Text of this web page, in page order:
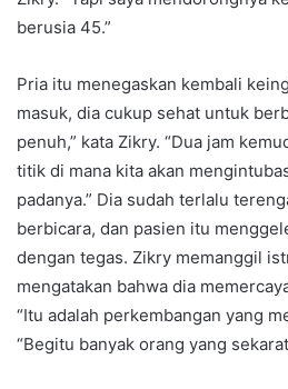
berusia 45.”
Pria itu menegaskan kembali
masuk, dia cukup sehat untuk
penuh,” kata Zikry. “Dua jam
titik di mana kita akan
padanya.” Dia sudah terlalu
berbicara, dan pasien itu
dengan tegas. Zikry memanggil
mengatakan bahwa dia
“Itu adalah perkembangan yang
“Begitu banyak orang yang